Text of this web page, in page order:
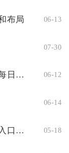
布局 06-13
07-30
手游仙剑奇缘的排行榜是怎样进行每日更新的 06-12
06-14
能不能告诉我元气骑士隐藏房间的入口所在 05-18